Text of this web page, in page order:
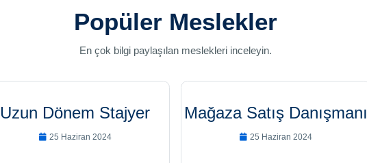
Popüler Meslekler
En çok bilgi paylaşılan meslekleri inceleyin.
Uzun Dönem Stajyer
25 Haziran 2024
Mağaza Satış Danışmanı
25 Haziran 2024